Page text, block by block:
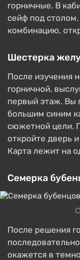
горничные. В
сейф под
комбинацию,
Шестерка
После изучения
горничной,
первый этаж. Вы
большим синим
сюжетной цели.
откройте дверь
Карта лежит на
Семерка
После решения
окажется в